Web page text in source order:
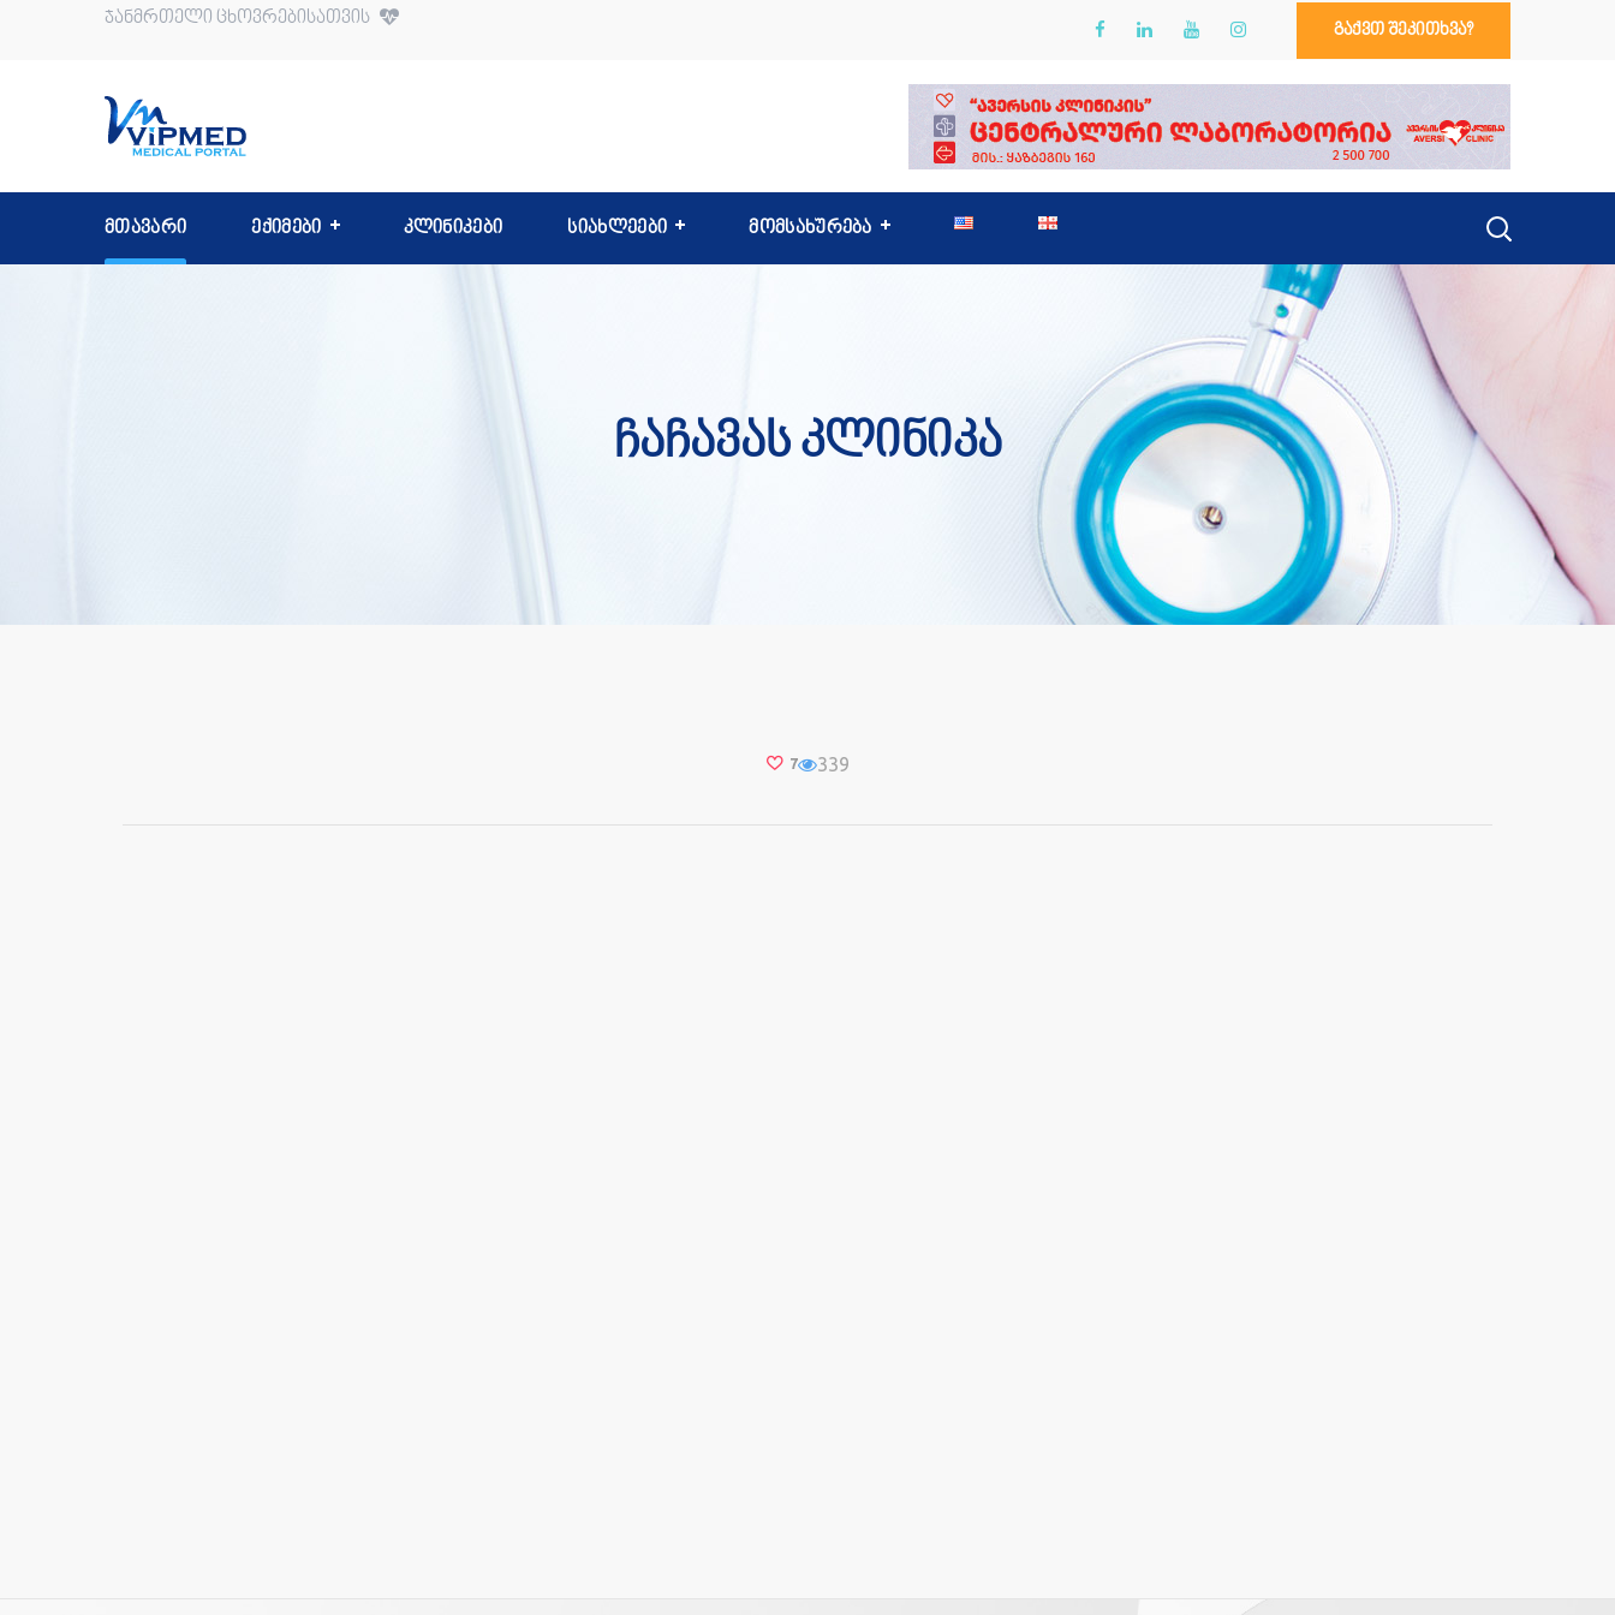
ჯანმრთელი ცხოვრებისათვის
გაქვთ შეკითხვა?
მთავარი ექიმები კლინიკები სიახლეები მომსახურება
Ჩაჩავას Კლინიკა
7 339